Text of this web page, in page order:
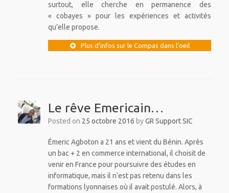
surtout, elle cherche en permanence des
« cobayes » pour les expériences et activités
qu’elle propose.
Plus d’infos sur le Compas dans l’oeil
Le rêve Emericain…
Posted on 25 octobre 2016 byGR Support SIC
Émeric Agboton a 21 ans et vient du Bénin. Après
un bac + 2 en commerce international, il choisit de
venir en France pour poursuivre des études en
informatique, mais il n’est pas retenu dans les
formations lyonnaises où il avait postulé. Alors, à